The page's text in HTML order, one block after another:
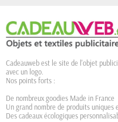
Cadeauweb est le site de l'objet
avec un logo.
Nos points forts :
De nombreux goodies Made in France
Un grand nombre de produits uniques
Des cadeaux écologiques